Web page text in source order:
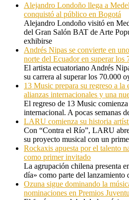
Alejandro Londoño llega a
conquistó al público en Bogotá
Alejandro Londoño visitó en
del Gran Salón BAT de Arte
exhibirse
Andrés Nipas se convierte en
norte del Ecuador en superar
El artista ecuatoriano Andrés
su carrera al superar los 70.000
13 Music prepara su regreso a la
alianzas internacionales y una
El regreso de 13 Music
internacional. A pocas semanas
LARU comienza su historia
Con “Contra el Río”, LARU
su proyecto musical con un
Rockaxis apuesta por el talento
como primer invitado
La agrupación chilena presenta
día» como parte del lanzamiento
Ozuna sigue dominando la
nominaciones en Premios